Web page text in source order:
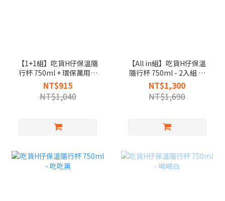
【1+1組】吃貨H仔保溫隨
行杯 750ml + 環保萬用飲
料提袋
NT$915
NT$1,040
【All in組】吃貨H仔保溫
隨行杯 750ml - 2入組 贈
環保萬用飲料提袋
NT$1,300
NT$1,690